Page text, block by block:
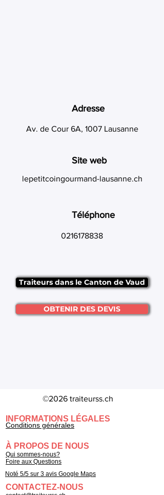
Adresse
Av. de Cour 6A, 1007 Lausanne
Site web
lepetitcoingourmand-lausanne.ch
Téléphone
0216178838
Traiteurs dans le Canton de Vaud
OBTENIR DES DEVIS
©2026 traiteurss.ch
INFORMATIONS LÉGALES
Conditions générales
À PROPOS DE NOUS
Qui sommes-nous?
Foire aux Questions
Noté 5/5 sur 3 avis Google Maps
CONTACTEZ-NOUS